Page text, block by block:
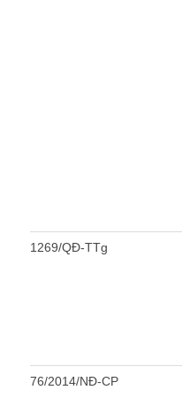
1269/QĐ-TTg
76/2014/NĐ-CP